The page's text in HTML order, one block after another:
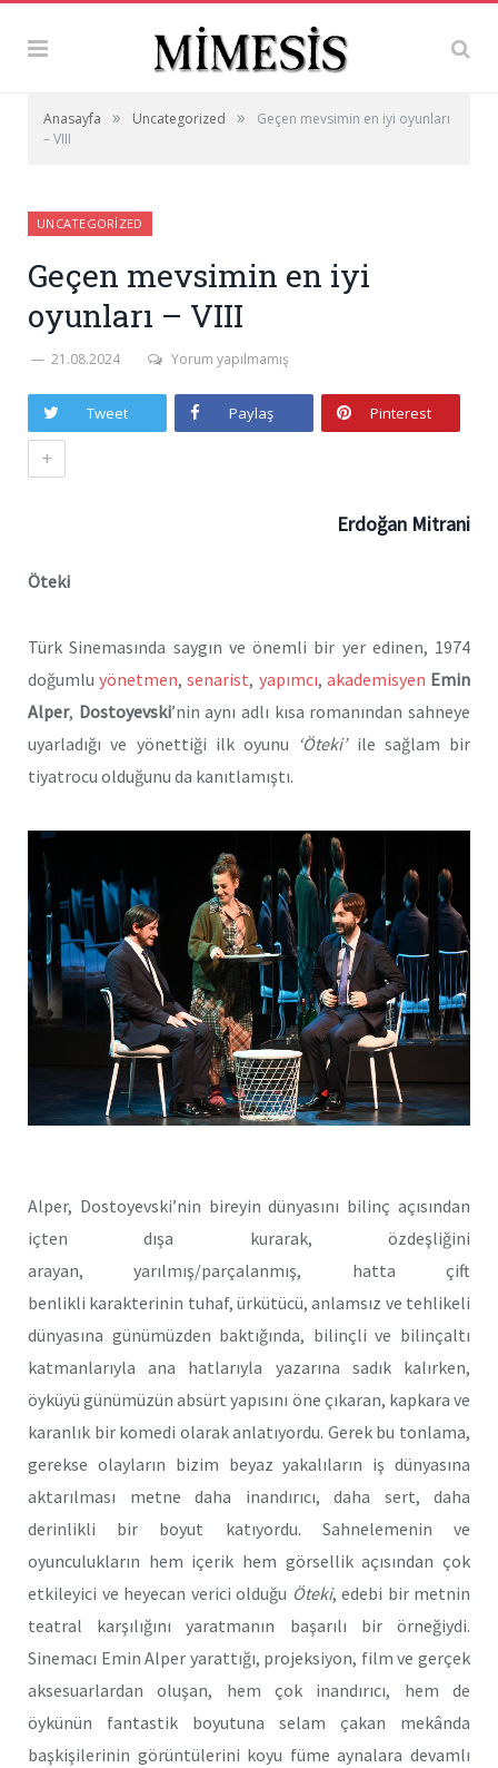
Anasayfa » Uncategorized »
Geçen mevsimin en iyi oyunları
– VIII
UNCATEGORIZED
Geçen mevsimin en iyi
oyunları – VIII
21.08.2024 Yorum yapılmamış
Tweet Paylaş Pinterest
+
Erdoğan Mitrani
Öteki
Türk Sinemasında saygın ve önemli bir yer edinen, 1974
doğumluyönetmen,senarist, yapımcı, akademisyen Emin
Alper, Dostoyevski’nin aynı adlı kısa romanından sahneye
uyarladığı ve yönettiği ilk oyunu ‘Öteki’ile sağlam bir
tiyatrocu olduğunu da kanıtlamıştı.
Alper, Dostoyevski’nin bireyin dünyasını bilinç açısından
içten dışa kurarak, özdeşliğini
arayan, yarılmış/parçalanmış, hatta çift
benlikli karakterinin tuhaf, ürkütücü, anlamsız ve tehlikeli
dünyasına günümüzden baktığında, bilinçli ve bilinçaltı
katmanlarıyla ana hatlarıyla yazarına sadık kalırken,
öyküyü günümüzün absürt yapısını öne çıkaran, kapkara ve
karanlık bir komedi olarak anlatıyordu. Gerek bu tonlama,
gerekse olayların bizim beyaz yakalıların iş dünyasına
aktarılması metne daha inandırıcı, daha sert, daha
derinlikli bir boyut katıyordu.
Sahnelemenin ve
oyunculukların hem içerik hem görsellik açısından çok
etkileyici ve heyecan verici olduğu Öteki, edebi bir metnin
teatral karşılığını yaratmanın başarılı bir örneğiydi.
Sinemacı Emin Alper yarattığı, projeksiyon, film ve gerçek
aksesuarlardan oluşan, hem çok inandırıcı, hem de
öykünün fantastik boyutuna selam çakan mekânda
başkişilerinin görüntülerini koyu füme aynalara devamlı